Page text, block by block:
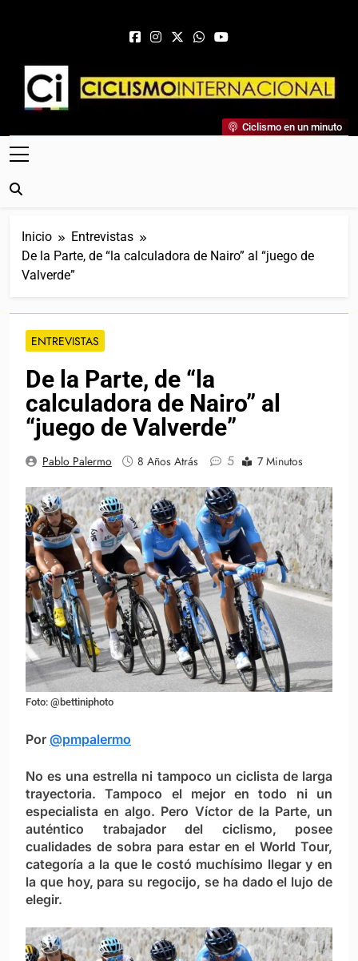
Ciclismo Internacional
Web Dedicada Al Ciclismo Mundial. Entrevistas, Análisis,
Crónicas, Previas Y Más. La Web Ciclista De Referencia.
Ciclismo en un minuto
Inicio
Entrevistas
De la Parte, de “la calculadora de Nairo” al “juego de
Valverde”
ENTREVISTAS
De la Parte, de “la
calculadora de Nairo” al
“juego de Valverde”
Pablo Palermo 8 Años Atrás 5 7 Minutos
Foto: @bettiniphoto
Por @pmpalermo
No es una estrella ni tampoco un ciclista de larga
trayectoria. Tampoco el mejor en todo ni un
especialista en algo. Pero Víctor de la Parte, un
auténtico trabajador del ciclismo, posee
cualidades de sobra para estar en el World Tour,
categoría a la que le costó muchísimo llegar y en
la que hoy, para su regocijo, se ha dado el lujo de
elegir.